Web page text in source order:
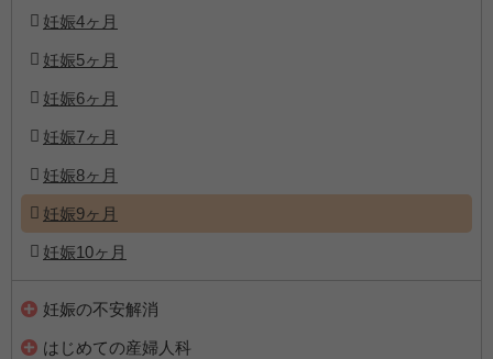
妊娠4ヶ月
妊娠5ヶ月
妊娠6ヶ月
妊娠7ヶ月
妊娠8ヶ月
妊娠9ヶ月
妊娠10ヶ月
妊娠の不安解消
はじめての産婦人科